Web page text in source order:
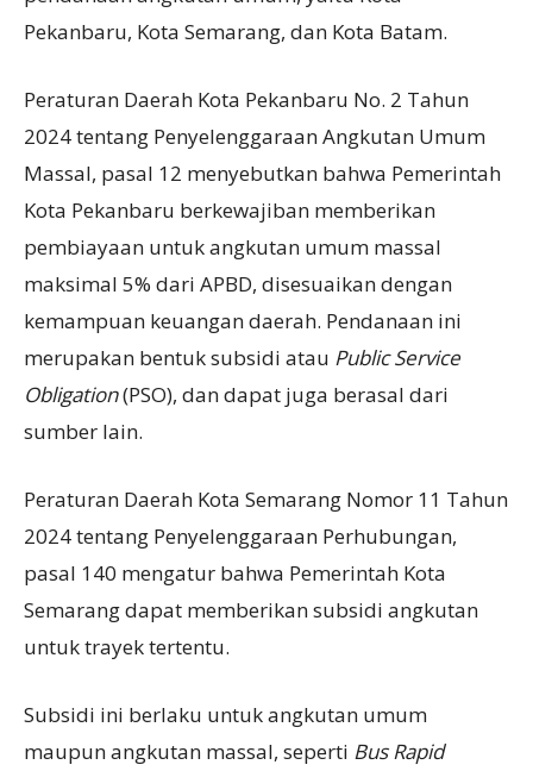
Pekanbaru, Kota Semarang, dan Kota Batam.
Peraturan Daerah Kota Pekanbaru No. 2 Tahun
2024 tentang Penyelenggaraan Angkutan Umum
Massal, pasal 12 menyebutkan bahwa Pemerintah
Kota Pekanbaru berkewajiban memberikan
pembiayaan untuk angkutan umum massal
maksimal 5% dari APBD, disesuaikan dengan
kemampuan keuangan daerah. Pendanaan ini
merupakan bentuk subsidi atau Public Service
Obligation(PSO), dan dapat juga berasal dari
sumber lain.
Peraturan Daerah Kota Semarang Nomor 11 Tahun
2024 tentang Penyelenggaraan Perhubungan,
pasal 140 mengatur bahwa Pemerintah Kota
Semarang dapat memberikan subsidi angkutan
untuk trayek tertentu.
Subsidi ini berlaku untuk angkutan umum
maupun angkutan massal, seperti Bus Rapid